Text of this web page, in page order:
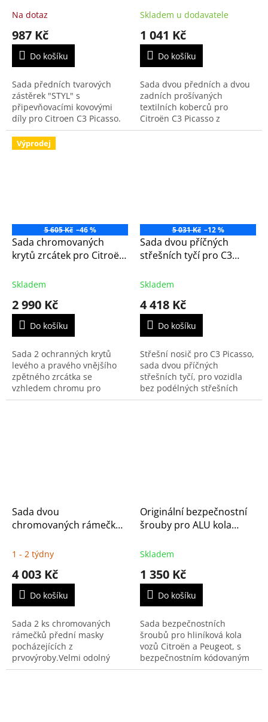
Na dotaz
987 Kč
Do košíku
Sada předních tvarových
zástěrek "STYL" s
připevňovacími kovovými
díly pro Citroen C3 Picasso.
(1609944380)
Skladem u dodavatele
1 041 Kč
Do košíku
Sada dvou předních a dvou
zadních prošívaných
textilních koberců pro
Citroën C3 Picasso z
polypropylénu. Originální
Výprodej
5 605 Kč –46 %
Sada chromovaných
krytů zrcátek pro Citroën
Peugeot 3008 a 5008.
Skladem
2 990 Kč
Do košíku
Sada 2 ochranných krytů
levého a pravého vnějšího
zpětného zrcátka se
vzhledem chromu pro
Citroën C3 Picasso, C4
5 031 Kč –12 %
Sada dvou příčných
střešních tyčí pro C3
originál Citroen (9416H4)
Skladem
4 418 Kč
Do košíku
Střešní nosič pro C3 Picasso,
sada dvou příčných
střešních tyčí, pro vozidla
bez podélných střešních
tyčí.
Sada dvou
chromovaných rámečků
originál Citroën
1 - 2 týdny
4 003 Kč
Do košíku
Sada 2 ks chromovaných
rámečků přední masky
pocházejících z
prvovýroby.Velmi odolný
materiál s pečlivým
Originální bezpečnostní
šrouby pro ALU kola
Toyota | 1688061880
Skladem
1 350 Kč
Do košíku
Sada bezpečnostních
šroubů pro hliníková kola
vozů Citroën a Peugeot, s
bezpečnostním kódovaným
klíčem - ořechem na 17 klíč.